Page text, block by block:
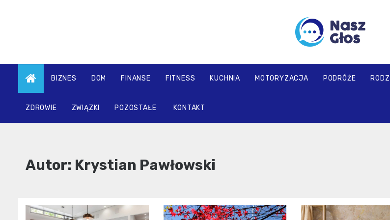
BIZNES DOM FINANSE FITNESS KUCHNIA MOTORYZACJA PODRÓŻE
ZDROWIE ZWIĄZKI POZOSTAŁE KONTAKT
Autor: Krystian Pawłowski